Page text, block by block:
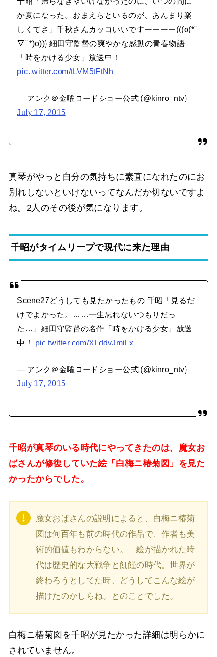
か夏になった。おまえらといるのが、あんまり楽
しくてさ」千秋さんカッコいいですーーーー(((o(*ﾟ
▽ﾟ*)o))) 細田守監督の爽やかな感動の青春物語
「時をかける少女」放送中！
pic.twitter.com/tLVM5tFtNh
— アンク＠金曜ロードショー公式 (@kinro_ntv)
July 17, 2015
真琴がやっと自分の気持ちに素直になれたのにお
別れしないといけないってなんだか切ないですよ
ね。2人のその後が気になります。
千昭がタイムリープで現代に来た理由
Scene27どうしても見たかったもの 千昭「見るだ
けでよかった。……一生忘れないつもりだっ
た…」細田守監督の名作「時をかける少女」放送
中！ pic.twitter.com/XLddvJmiLx
— アンク＠金曜ロードショー公式 (@kinro_ntv)
July 17, 2015
千昭が真琴のいる時代にやってきたのは、魔女お
ばさんが修復していた絵「白梅ニ椿菊図」を見た
かったからでした。
魔女おばさんの説明によると、白梅ニ椿菊
図は何百年も前の時代の作品で、作者も美
術的価値もわからない。 絵が描かれた時
代は歴史的な大戦争と飢饉の時代。世界が
終わろうとしてた時、どうしてこんな絵が
描けたのかしらね。とのことでした。
白梅ニ椿菊図を千昭が見たかった詳細は明らかに
されていません。